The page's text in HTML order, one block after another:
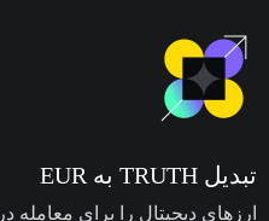
تبدیل TRUTH به EUR